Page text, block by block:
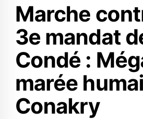
Marche
3e mandat
Condé :
marée
Conakry